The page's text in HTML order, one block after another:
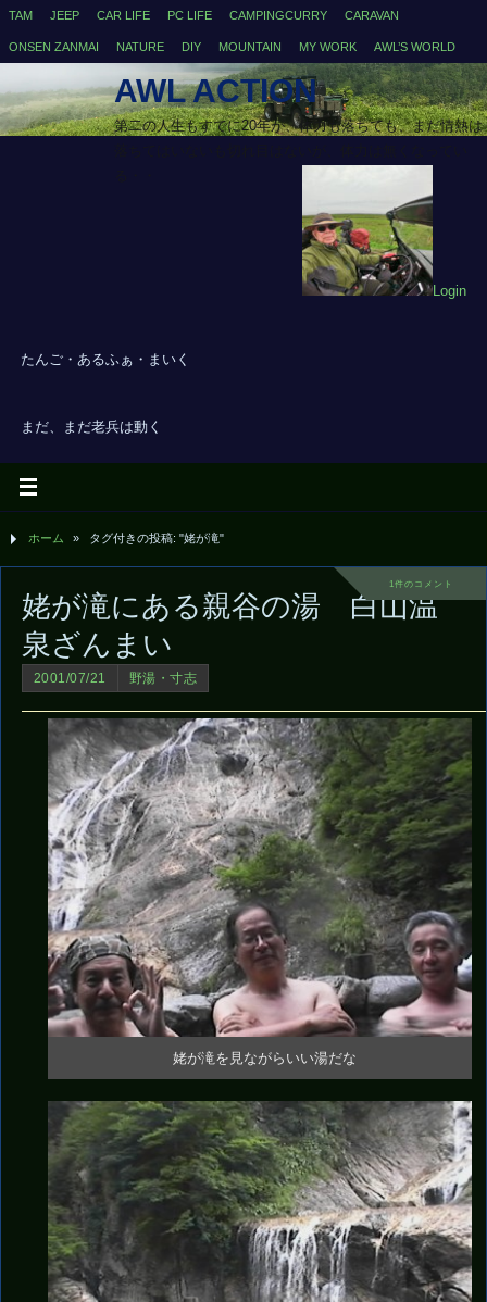
TAM JEEP CAR LIFE PC LIFE CAMPINGCURRY CARAVAN
ONSEN ZANMAI NATURE DIY MOUNTAIN MY WORK AWL’S WORLD
AWL ACTION
第二の人生もすでに20年が、体力も落ちても、まだ情熱は
Login
たんご・あるふぁ・まいく
まだ、まだ老兵は動く
ホーム » タグ付きの投稿: "姥が滝"
1件のコメント
姥が滝にある親谷の湯 白山温
泉ざんまい
2001/07/21 野湯・寸志
姥が滝を見ながらいい湯だな